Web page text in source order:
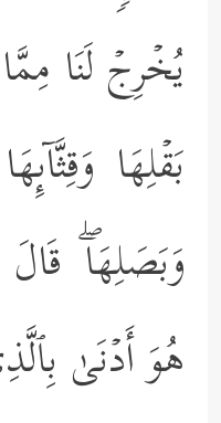
یُخۡرِجۡ لَنَا
بَقۡلِهَا
وَبَصَلِهَاۖ
هُوَ أَدۡنَىٰ